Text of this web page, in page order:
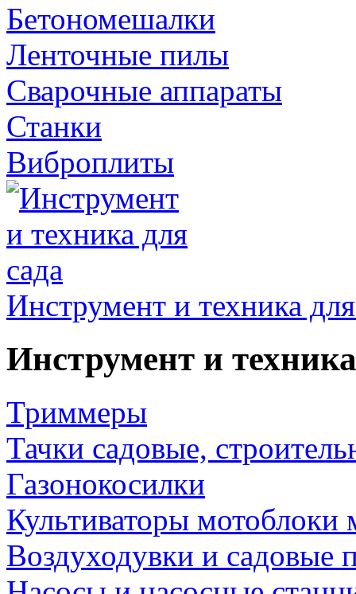
Бетономешалки
Ленточные пилы
Сварочные аппараты
Станки
Виброплиты
Инструмент и техника
Инструмент и
Триммеры
Тачки садовые,
Газонокосилки
Культиваторы мотоблоки
Воздуходувки и садовые